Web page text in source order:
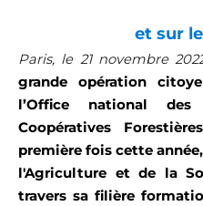
et sur
Paris, le 21 novembre
grande opération
l’Office national
Coopératives
première fois cette
l'Agriculture et de la
travers sa filière